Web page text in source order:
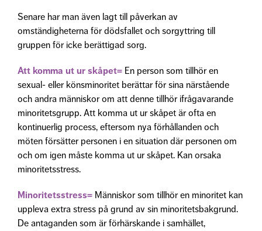
Senare har man även lagt till påverkan av
omständigheterna för dödsfallet och sorgyttring till
gruppen för icke berättigad sorg.
Att komma ut ur skåpet= En person som tillhör en
sexual- eller könsminoritet berättar för sina närstående
och andra människor om att denne tillhör ifrågavarande
minoritetsgrupp. Att komma ut ur skåpet är ofta en
kontinuerlig process, eftersom nya förhållanden och
möten försätter personen i en situation där personen om
och om igen måste komma ut ur skåpet. Kan orsaka
minoritetsstress.
Minoritetsstress= Människor som tillhör en minoritet kan
uppleva extra stress på grund av sin minoritetsbakgrund.
De antaganden som är förhärskande i samhället,